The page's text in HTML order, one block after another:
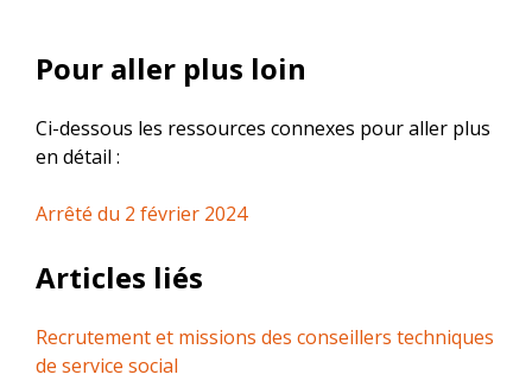
Pour aller plus loin
Ci-dessous les ressources connexes pour aller plus
en détail :
Arrêté du 2 février 2024
Articles liés
Recrutement et missions des conseillers techniques
de service social